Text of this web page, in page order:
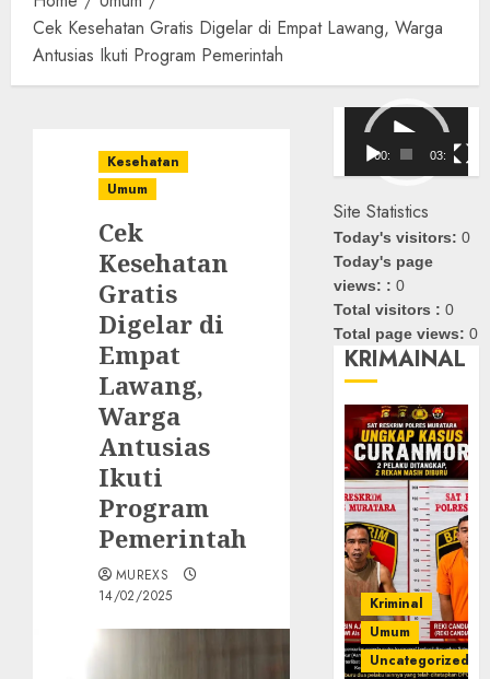
Cek Kesehatan Gratis Digelar di Empat Lawang, Warga
Antusias Ikuti Program Pemerintah
Kesehatan
Umum
Cek
Kesehatan
Gratis
Digelar di
Empat
Lawang,
Warga
Antusias
Ikuti
Program
Pemerintah
MUREXS
14/02/2025
Pemutar
Video
00:00 03:08
Site Statistics
Today's visitors:0
Today's page
views: :0
Total visitors :0
Total page views:0
KRIMAINAL
Kriminal
Umum
Uncategorized